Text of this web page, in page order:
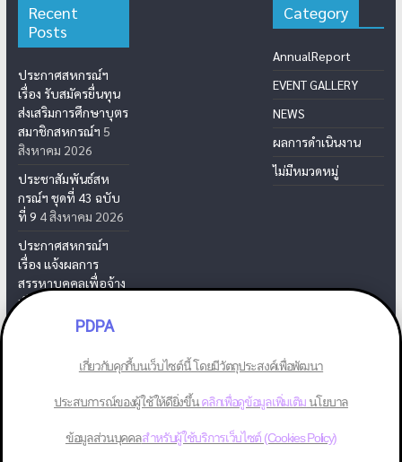
Recent
Posts
ประกาศสหกรณ์ฯ
เรื่อง รับสมัครยื่นทุน
ส่งเสริมการศึกษาบุตร
สมาชิกสหกรณ์ฯ 5
สิงหาคม 2026
ประชาสัมพันธ์สห
กรณ์ฯ ชุดที่ 43 ฉบับ
ที่ 9 4 สิงหาคม 2026
ประกาศสหกรณ์ฯ
เรื่อง แจ้งผลการ
สรรหาบุคคลเพื่อจ้าง
เป็นเจ้าหน้าที่สห
31 กรกฎาคม
Category
AnnualReport
EVENT GALLERY
NEWS
ผลการดำเนินงาน
ไม่มีหมวดหมู่
reserved.
PDPA
เกี่ยวกับคุกกี้บนเว็บไซต์นี้ โดยมีวัตถุประสงค์เพื่อพัฒนา
ประสบการณ์ของผู้ใช้ให้ดียิ่งขึ้นคลิกเพื่อดูข้อมูลเพิ่มเติม นโยบาล
ข้อมูลส่วนบุคคลสำหรับผู้ใช้บริการเว็บไซต์ (Cookies Policy)